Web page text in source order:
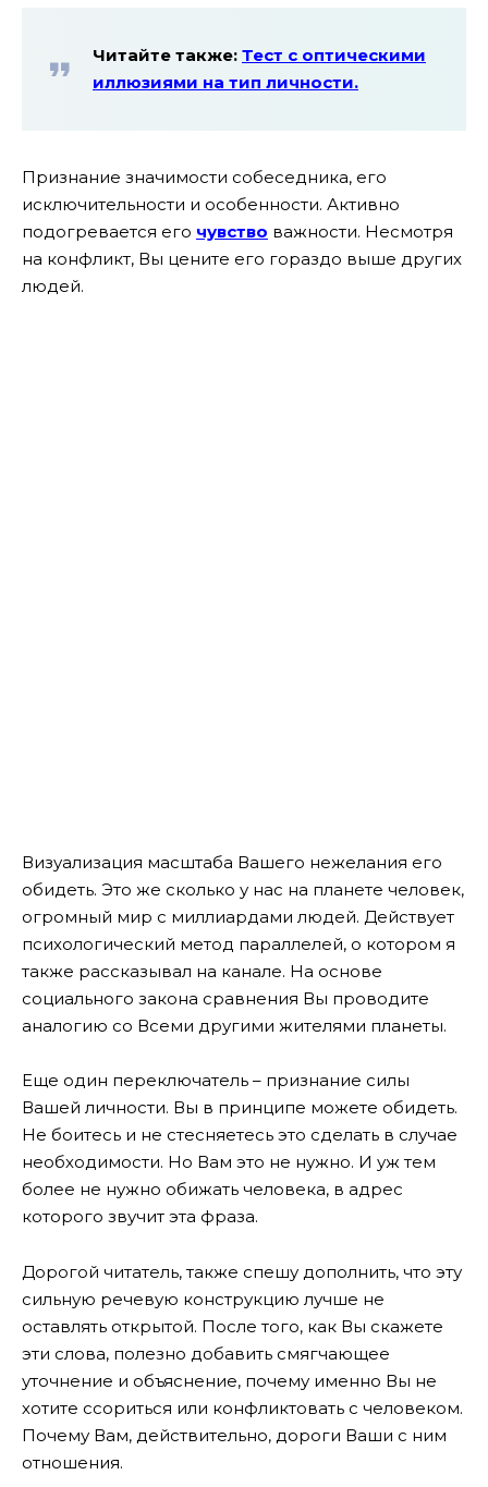
Читайте также: Тест с оптическими
иллюзиями на тип личности.
Признание значимости собеседника, его
исключительности и особенности. Активно
подогревается его чувство важности. Несмотря
на конфликт, Вы цените его гораздо выше других
людей.
Визуализация масштаба Вашего нежелания его
обидеть. Это же сколько у нас на планете человек,
огромный мир с миллиардами людей. Действует
психологический метод параллелей, о котором я
также рассказывал на канале. На основе
социального закона сравнения Вы проводите
аналогию со Всеми другими жителями планеты.
Еще один переключатель – признание силы
Вашей личности. Вы в принципе можете обидеть.
Не боитесь и не стесняетесь это сделать в случае
необходимости. Но Вам это не нужно. И уж тем
более не нужно обижать человека, в адрес
которого звучит эта фраза.
Дорогой читатель, также спешу дополнить, что эту
сильную речевую конструкцию лучше не
оставлять открытой. После того, как Вы скажете
эти слова, полезно добавить смягчающее
уточнение и объяснение, почему именно Вы не
хотите ссориться или конфликтовать с человеком.
Почему Вам, действительно, дороги Ваши с ним
отношения.